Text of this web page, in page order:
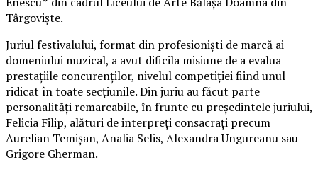
Târgoviște.
Juriul festivalului, format din profesioniști de marcă ai
domeniului muzical, a avut dificila misiune de a evalua
prestațiile concurenților, nivelul competiției fiind unul
ridicat în toate secțiunile. Din juriu au făcut parte
personalități remarcabile, în frunte cu președintele juriului,
Felicia Filip, alături de interpreți consacrați precum
Aurelian Temișan, Analia Selis, Alexandra Ungureanu sau
Grigore Gherman.